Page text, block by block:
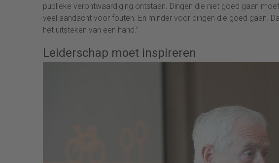
publieke verontwaardiging ontstaan. Dingen die niet goed gaan
veel aandacht voor fouten. En minder voor dingen die goed gaan.
het uitsteken van een hand.”
Leiderschap moet inspireren